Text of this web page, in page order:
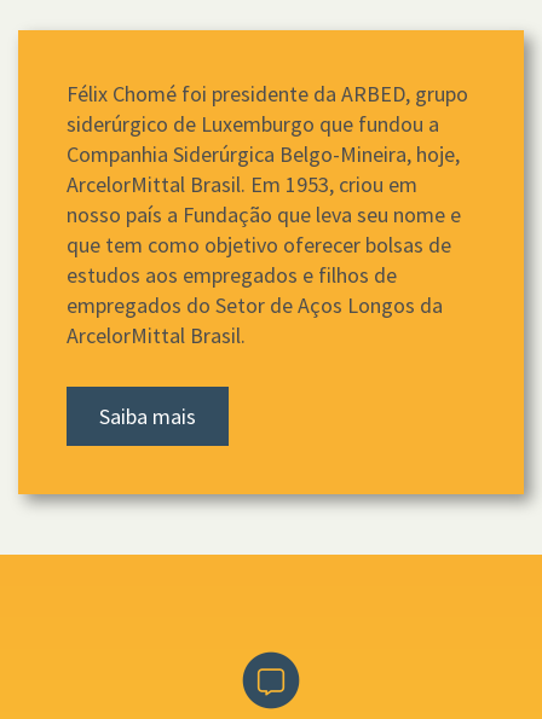
Félix Chomé foi presidente da ARBED, grupo
siderúrgico de Luxemburgo que fundou a
Companhia Siderúrgica Belgo-Mineira, hoje,
ArcelorMittal Brasil. Em 1953, criou em
nosso país a Fundação que leva seu nome e
que tem como objetivo oferecer bolsas de
estudos aos empregados e filhos de
empregados do Setor de Aços Longos da
ArcelorMittal Brasil.
Saiba mais